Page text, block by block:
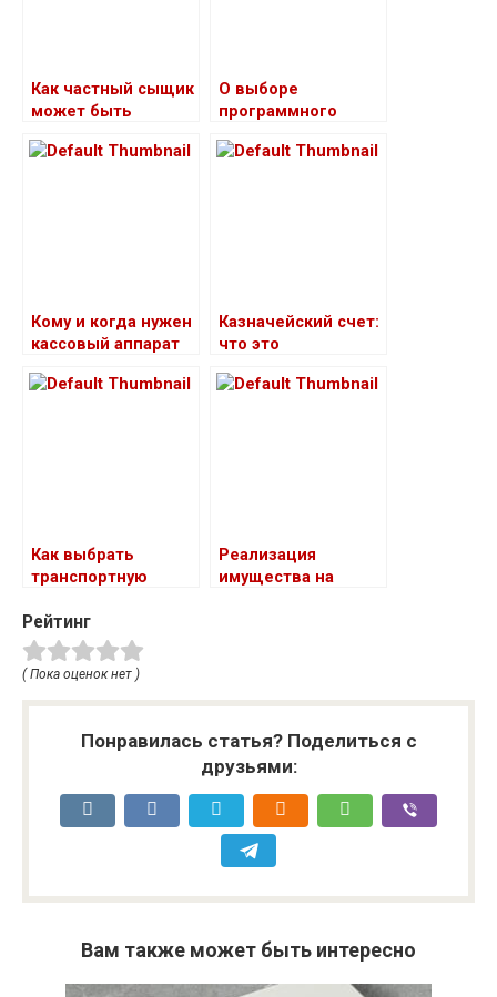
Как частный сыщик
может быть
проведении
О выборе
программного
организации
Кому и когда нужен
кассовый аппарат
Казначейский счет:
что это
Как выбрать
транспортную
грузовой доставки
Реализация
имущества на
Рейтинг
( Пока оценок нет )
Понравилась статья? Поделиться с
друзьями:
Вам также может быть интересно